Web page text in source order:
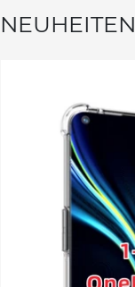
NEUHEITEN